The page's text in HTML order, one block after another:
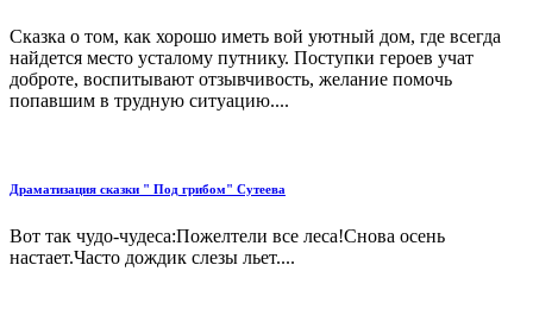
Сказка о том, как хорошо иметь вой уютный дом, где всегда
найдется место усталому путнику. Поступки героев учат
доброте, воспитывают отзывчивость, желание помочь
попавшим в трудную ситуацию....
Драматизация сказки " Под грибом" Сутеева
Вот так чудо-чудеса:Пожелтели все леса!Снова осень
настает.Часто дождик слезы льет....